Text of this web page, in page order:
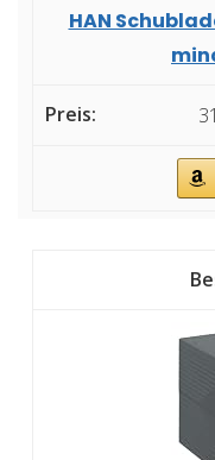
HAN